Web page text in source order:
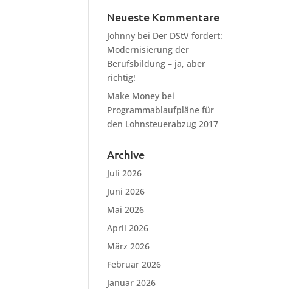
Neueste Kommentare
Johnny bei Der DStV fordert:
Modernisierung der
Berufsbildung – ja, aber
richtig!
Make Money bei
Programmablaufpläne für
den Lohnsteuerabzug 2017
Archive
Juli 2026
Juni 2026
Mai 2026
April 2026
März 2026
Februar 2026
Januar 2026